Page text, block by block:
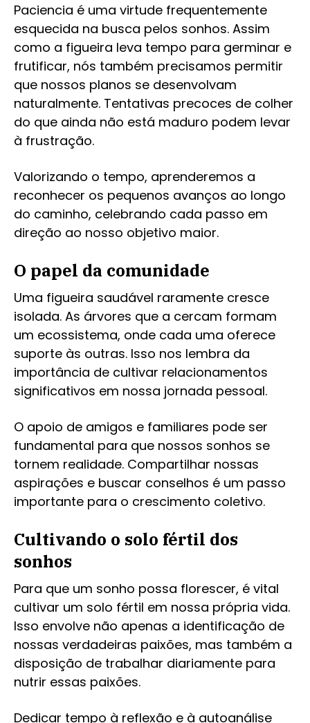
Paciencia é uma virtude frequentemente
esquecida na busca pelos sonhos. Assim
como a figueira leva tempo para germinar e
frutificar, nós também precisamos permitir
que nossos planos se desenvolvam
naturalmente. Tentativas precoces de colher
do que ainda não está maduro podem levar
à frustração.
Valorizando o tempo, aprenderemos a
reconhecer os pequenos avanços ao longo
do caminho, celebrando cada passo em
direção ao nosso objetivo maior.
O papel da comunidade
Uma figueira saudável raramente cresce
isolada. As árvores que a cercam formam
um ecossistema, onde cada uma oferece
suporte às outras. Isso nos lembra da
importância de cultivar relacionamentos
significativos em nossa jornada pessoal.
O apoio de amigos e familiares pode ser
fundamental para que nossos sonhos se
tornem realidade. Compartilhar nossas
aspirações e buscar conselhos é um passo
importante para o crescimento coletivo.
Cultivando o solo fértil dos
sonhos
Para que um sonho possa florescer, é vital
cultivar um solo fértil em nossa própria vida.
Isso envolve não apenas a identificação de
nossas verdadeiras paixões, mas também a
disposição de trabalhar diariamente para
nutrir essas paixões.
Dedicar tempo à reflexão e à autoanálise